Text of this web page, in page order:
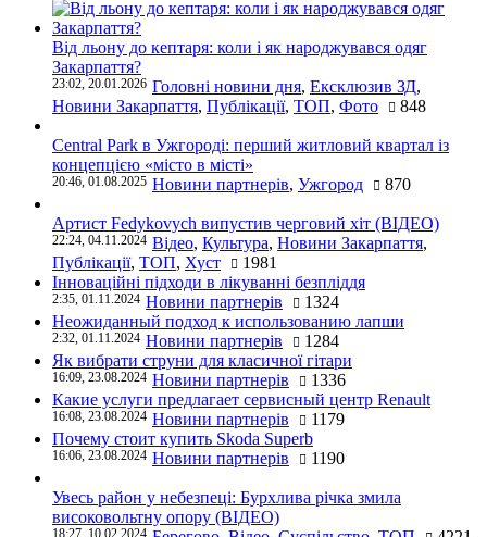
Від льону до кептаря: коли і як народжувався одяг
Закарпаття?
23:02, 20.01.2026 Головні новини дня, Ексклюзив ЗД,
Новини Закарпаття, Публікації, ТОП, Фото 848
Central Park в Ужгороді: перший житловий квартал із
концепцією «місто в місті»
20:46, 01.08.2025 Новини партнерів, Ужгород 870
Артист Fedykovych випустив черговий хіт (ВІДЕО)
22:24, 04.11.2024 Відео, Культура, Новини Закарпаття,
Публікації, ТОП, Хуст
1981
Інноваційні підходи в лікуванні безпліддя
2:35, 01.11.2024 Новини партнерів
1324
Неожиданный подход к использованию лапши
2:32, 01.11.2024 Новини партнерів
1284
Як вибрати струни для класичної гітари
16:09, 23.08.2024 Новини партнерів
1336
Какие услуги предлагает сервисный центр Renault
16:08, 23.08.2024 Новини партнерів
1179
Почему стоит купить Skoda Superb
16:06, 23.08.2024 Новини партнерів 1190
Увесь район у небезпеці: Бурхлива річка змила
високовольтну опору (ВІДЕО)
18:27, 10.02.2024